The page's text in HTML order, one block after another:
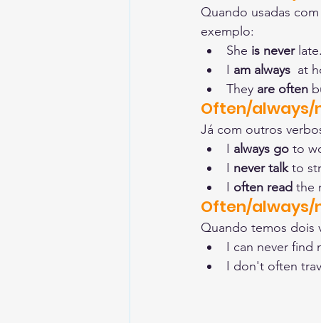
Quando usadas
exemplo:
She is never late.
I am always
at
They are often
Often/always/
Já com outros
I always go to
I never talk to
I often read the
Often/always/
Quando temos dois
I can never find
I don't often